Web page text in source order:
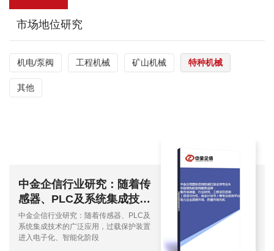
市场地位研究
机电/泵阀 工程机械 矿山机械 特种机械
其他
2026版全球及中国工业挠
性联轴器行业研究预测报
告-企业占有率、市场规
模、下游应用、竞争分析、
发展趋...
2026版全球及中国工业挠性联轴器行业
研究预测报告-企业占有率、市场规模、
下游应用、竞争分析、发展趋势